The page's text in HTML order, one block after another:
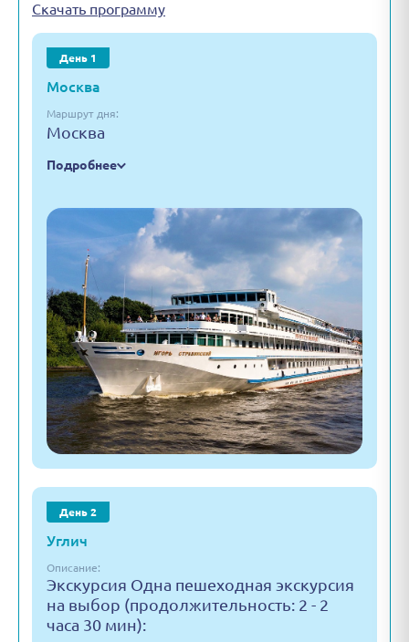
Скачать программу
День 1
Москва
Маршрут дня:
Москва
Подробнее
День 2
Углич
Описание:
Экскурсия Одна пешеходная экскурсия
на выбор (продолжительность: 2 - 2
часа 30 мин):